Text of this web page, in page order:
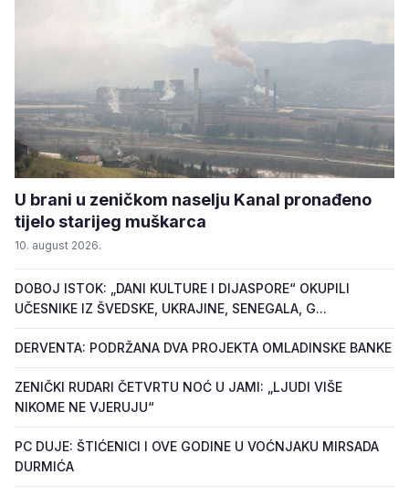
U brani u zeničkom naselju Kanal pronađeno
tijelo starijeg muškarca
10. august 2026.
DOBOJ ISTOK: „DANI KULTURE I DIJASPORE“ OKUPILI
UČESNIKE IZ ŠVEDSKE, UKRAJINE, SENEGALA, G...
DERVENTA: PODRŽANA DVA PROJEKTA OMLADINSKE BANKE
ZENIČKI RUDARI ČETVRTU NOĆ U JAMI: „LJUDI VIŠE
NIKOME NE VJERUJU“
PC DUJE: ŠTIĆENICI I OVE GODINE U VOĆNJAKU MIRSADA
DURMIĆA